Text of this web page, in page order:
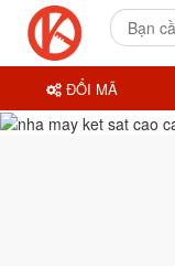
ĐỔI MÃ